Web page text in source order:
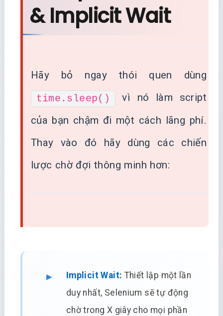
& Implicit Wait
Hãy bỏ ngay thói quen dùng
time.sleep()
vì nó làm script
của bạn chậm đi một cách lãng phí.
Thay vào đó hãy dùng các chiến
lược chờ đợi thông minh hơn:
Implicit Wait: Thiết lập một lần
duy nhất, Selenium sẽ tự động
chờ trong X giây cho mọi phần